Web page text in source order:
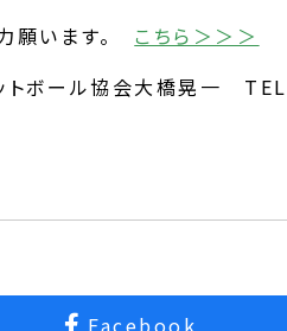
願います。 こちら＞＞＞
トボール協会大橋晃一
Facebook